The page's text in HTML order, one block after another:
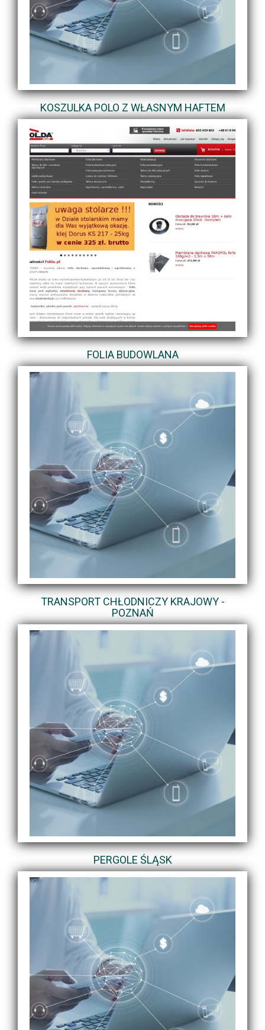
KOSZULKA POLO Z WŁASNYM HAFTEM
FOLIA BUDOWLANA
TRANSPORT CHŁODNICZY KRAJOWY -
POZNAŃ
PERGOLE ŚLĄSK